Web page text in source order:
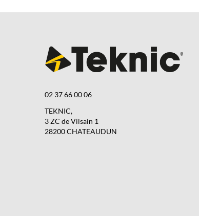
02 37 66 00 06
TEKNIC,
3 ZC de Vilsain 1
28200 CHATEAUDUN